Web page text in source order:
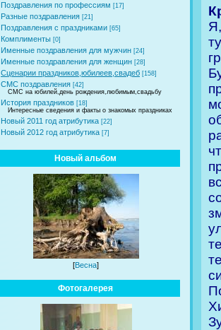
Поздравления по профессиям [17]
Разные поздравления [21]
Поздравления с праздниками [65]
Комплименты [0]
Именные поздравления для мужчин [24]
Именные поздравления для женщин [28]
Сценарии праздников,юбилеев,свадеб [158]
СМС поздравления [42]
СМС на юбилей,день рождения,любимым,свадьбу
История праздников [18]
Интересные сведения и факты о знакомых праздниках
Новый 2011 год атрибутика [22]
Новый 2012 год атрибутика [7]
Новый альбом
[Весна]
Фотогалерея